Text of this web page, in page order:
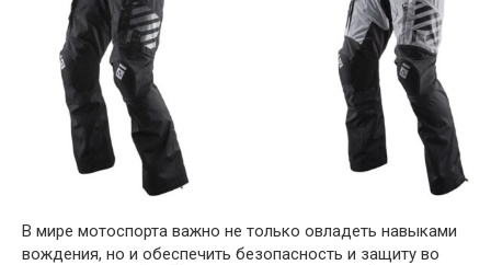
В мире мотоспорта важно не только овладеть навыками
вождения, но и обеспечить безопасность и защиту во